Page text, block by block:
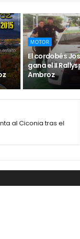
MOTOR
El cordobés
gana el II
Ambroz
al Ciconia tras el